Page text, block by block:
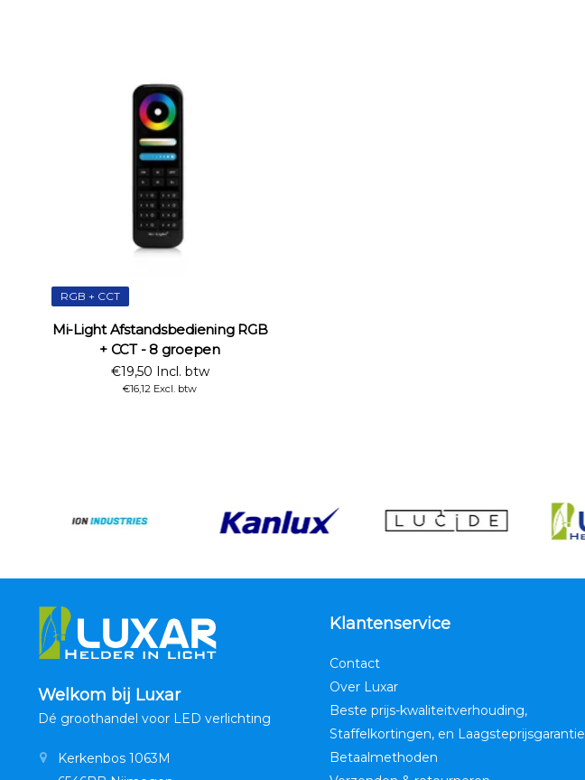
RGB + CCT
Mi-Light Afstandsbediening RGB
+ CCT - 8 groepen
€19,50 Incl. btw
€16,12 Excl. btw
Welkom bij Luxar
Dé groothandel voor LED verlichting
Kerkenbos 1063M
Klantenservice
Contact
Over Luxar
Beste prijs-kwaliteitverhouding,
Staffelkortingen, en Laagsteprijsgarantie
Betaalmethoden